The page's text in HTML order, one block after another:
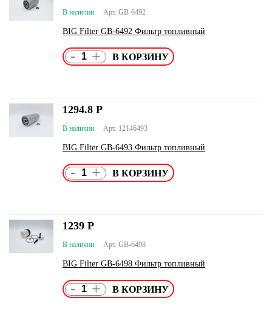
Арт. GB-6492
В наличии
BIG Filter GB-6492 Фильтр топливный
- +
Арт. 12146493
В наличии
BIG Filter GB-6493 Фильтр топливный
1294.8 Р
- +
Арт. GB-6498
В наличии
BIG Filter GB-6498 Фильтр топливный
1239 Р
- +